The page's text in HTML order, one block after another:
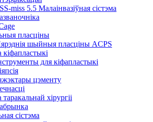
miss 5.5 Малаінвазіўная сістэма
пласціны
шыйныя пласціны ACPS
кіфапластыкі
для кіфапластыкі
цэменту
таракальнай хірургіі
сістэма